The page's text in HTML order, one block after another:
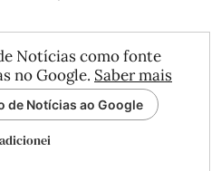
Notícias como fonte
no Google. Saber mais
de Notícias ao Google